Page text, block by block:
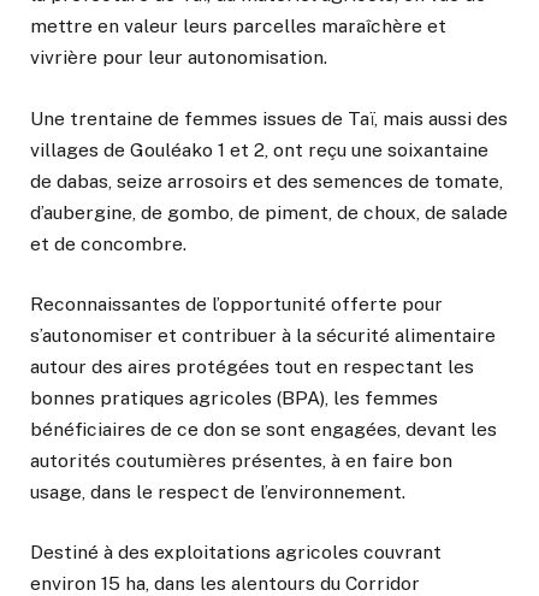
mettre en valeur leurs parcelles maraîchère et
vivrière pour leur autonomisation.
Une trentaine de femmes issues de Taï, mais aussi des
villages de Gouléako 1 et 2, ont reçu une soixantaine
de dabas, seize arrosoirs et des semences de tomate,
d’aubergine, de gombo, de piment, de choux, de salade
et de concombre.
Reconnaissantes de l’opportunité offerte pour
s’autonomiser et contribuer à la sécurité alimentaire
autour des aires protégées tout en respectant les
bonnes pratiques agricoles (BPA), les femmes
bénéficiaires de ce don se sont engagées, devant les
autorités coutumières présentes, à en faire bon
usage, dans le respect de l’environnement.
Destiné à des exploitations agricoles couvrant
environ 15 ha, dans les alentours du Corridor